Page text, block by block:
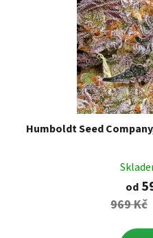
Humboldt Seed
od
969 Kč